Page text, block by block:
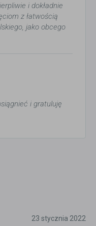
i dokładnie
z łatwością
jako obcego
i gratuluję
23 stycznia 2022